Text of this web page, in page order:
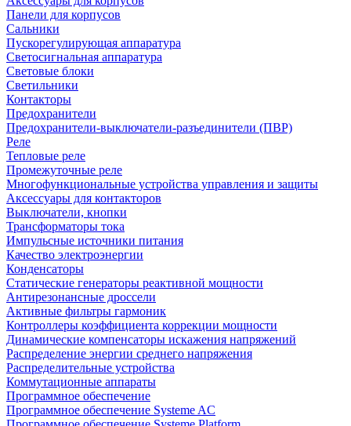
Панели для корпусов
Сальники
Пускорегулирующая аппаратура
Светосигнальная аппаратура
Световые блоки
Светильники
Контакторы
Предохранители
Предохранители-выключатели-разъединители (ПВР)
Реле
Тепловые реле
Промежуточные реле
Многофункциональные устройства управления и защиты
Аксессуары для контакторов
Выключатели, кнопки
Трансформаторы тока
Импульсные источники питания
Качество электроэнергии
Конденсаторы
Статические генераторы реактивной мощности
Антирезонансные дроссели
Активные фильтры гармоник
Контроллеры коэффициента коррекции мощности
Динамические компенсаторы искажения напряжений
Распределение энергии среднего напряжения
Распределительные устройства
Коммутационные аппараты
Программное обеспечение
Программное обеспечение Systeme AC